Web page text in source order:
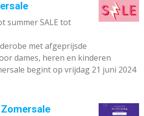
summer SALE tot
met afgeprijsde
dames, heren en kinderen
begint op vrijdag 21 juni 2024